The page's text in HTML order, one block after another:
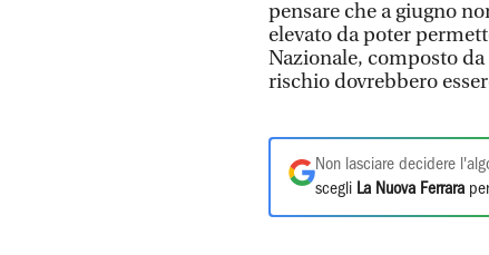
pensare che a giugno
elevato da poter
Nazionale, composto
rischio dovrebbero
Non lasciare decidere
scegli La Nuova Ferrara